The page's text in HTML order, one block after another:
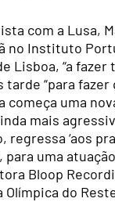
com a Lusa,
no Instituto
Lisboa, “a fazer
“para fazer
começa uma
mais
regressa ‘aos
para uma
Bloop
Olímpica do